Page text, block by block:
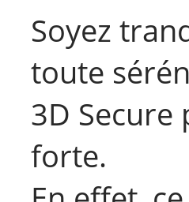
Soyez
toute
3D
forte.